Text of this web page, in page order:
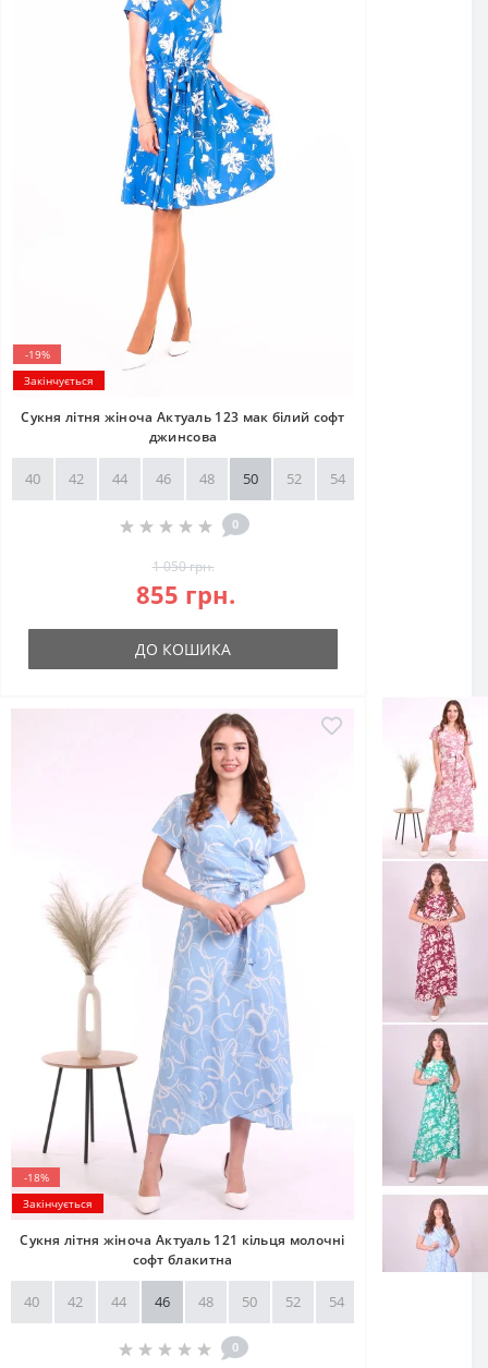
-19%
Закінчується
Сукня літня жіноча Актуаль 123 мак білий софт
джинсова
40 42 44 46 48 50 52 54
0
1 050 грн.
855 грн.
ДО КОШИКА
-18%
Закінчується
Сукня літня жіноча Актуаль 121 кільця молочні
софт блакитна
40 42 44 46 48 50 52 54
0